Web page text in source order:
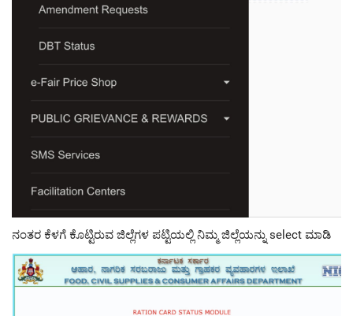
ನಂತರ ಕೆಳಗೆ ಕೊಟ್ಟಿರುವ ಜಿಲ್ಲೆಗಳ ಪಟ್ಟಿಯಲ್ಲಿ ನಿಮ್ಮ ಜಿಲ್ಲೆಯನ್ನು select ಮಾಡಿ